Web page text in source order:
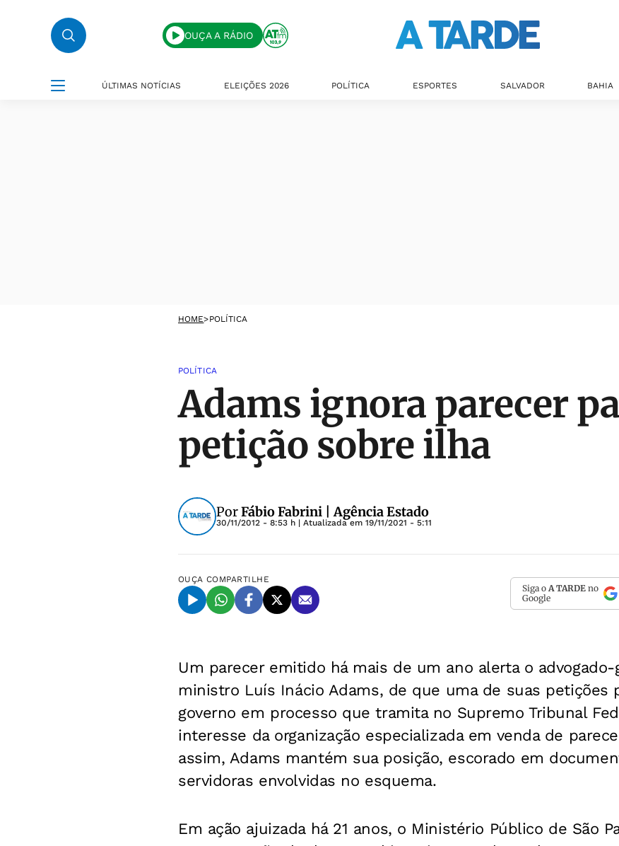
OUÇA A RÁDIO
ÚLTIMAS NOTÍCIAS ELEIÇÕES 2026 POLÍTICA ESPORTES SALVADOR BAHIA
HOME>POLÍTICA
POLÍTICA
Adams ignora parecer
petição sobre ilha
PorFábio Fabrini | Agência Estado
30/11/2012 - 8:53 h | Atualizada em 19/11/2021 - 5:11
OUÇA COMPARTILHE
Siga o A TARDE no
Google
Um parecer emitido há mais de um ano alerta o advogado-
ministro Luís Inácio Adams, de que uma de suas petições
governo em processo que tramita no Supremo Tribunal
interesse da organização especializada em venda de
assim, Adams mantém sua posição, escorado em
servidoras envolvidas no esquema.
Em ação ajuizada há 21 anos, o Ministério Público de São